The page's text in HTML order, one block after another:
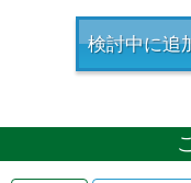
検討中に追